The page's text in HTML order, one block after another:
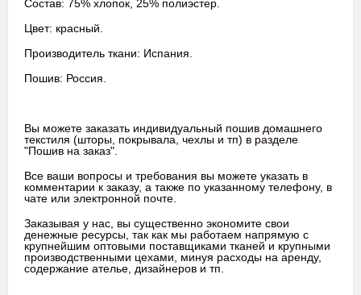
Состав: 75% хлопок, 25% полиэстер.
Цвет: красный.
Производитель ткани: Испания.
Пошив: Россия.
Вы можете заказать индивидуальный пошив домашнего
текстиля (шторы, покрывала, чехлы и тп) в разделе
"Пошив на заказ".
Все ваши вопросы и требования вы можете указать в
комментарии к заказу, а также по указанному телефону, в
чате или электронной почте.
Заказывая у нас, вы существенно экономите свои
денежные ресурсы, так как мы работаем напрямую с
крупнейшим оптовыми поставщиками тканей и крупными
производственными цехами, минуя расходы на аренду,
содержание ателье, дизайнеров и тп.